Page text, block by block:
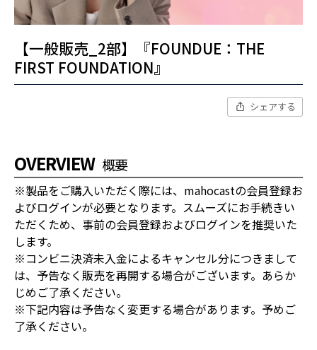
【一般販売_2部】『FOUNDUE：THE
FIRST FOUNDATION』
シェアする
OVERVIEW 概要
※製品をご購入いただく際には、mahocastの会員登録お
よびログインが必要となります。スムーズにお手続きい
ただくため、事前の会員登録およびログインを推奨いた
します。
※コンビニ決済未入金によるキャンセル分につきまして
は、予告なく販売を再開する場合がございます。あらか
じめご了承ください。
※下記内容は予告なく変更する場合があります。予めご
了承ください。